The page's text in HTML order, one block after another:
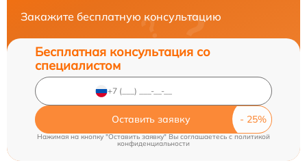
Закажите бесплатную консультацию
Бесплатная консультация со
специалистом
Оставить заявку
Нажимая на кнопку "Оставить заявку" Вы соглашаетесь cполитикой
конфиденциальности